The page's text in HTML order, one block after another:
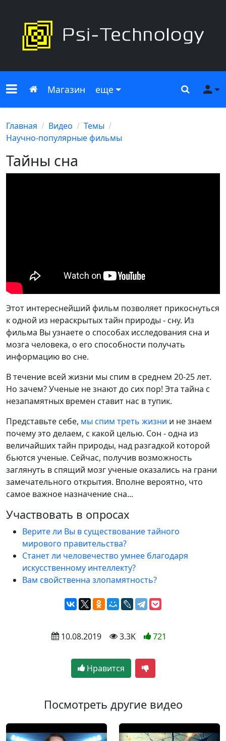
Меню сайта
Главная
Магазин еще Поиск
Главная Видео
Темы
Научно-популярные фильмы
Тайны сна
Этот интереснейший фильм позволяет прикоснуться
к одной из нераскрытых тайн природы - сну. Из
фильма Вы узнаете о способах исследования сна и
мозга человека, о его способности получать
информацию во сне.
В течение всей жизни мы спим в среднем 20-25 лет.
Но зачем? Ученые не знают до сих пор! Эта тайна с
незапамятных времен ставит нас в тупик.
Представьте себе, мы спим треть жизни и не знаем
почему это делаем, с какой целью. Сон - одна из
величайших тайн природы, над разгадкой которой
бьются ученые. Сейчас, получив возможность
заглянуть в спящий мозг ученые оказались на грани
замечательного открытия. Вполне вероятно, что
самое важное назначение сна...
Участвовать в опросах
Верите ли Вы в существование тайного
мирового правительства?
Станет ли человечество умнее благодаря
искусственному интеллекту?
Вам свойственна злопамятность?
10.08.2019 3.3K 721
Нравится
Посмотреть другие видео